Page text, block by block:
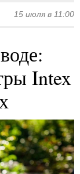
15 июля в 11:00
Intex